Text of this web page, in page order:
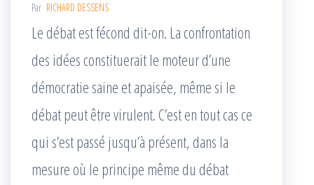
Par RICHARD DESSENS
Le débat est fécond dit-on. La confrontation
des idées constituerait le moteur d’une
démocratie saine et apaisée, même si le
débat peut être virulent. C’est en tout cas ce
qui s’est passé jusqu’à présent, dans la
mesure où le principe même du débat